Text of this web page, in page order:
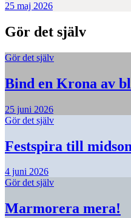
25 maj 2026
Gör det själv
Gör det själv
Bind en Krona av
25 juni 2026
Gör det själv
Festspira till
4 juni 2026
Gör det själv
Marmorera mera!